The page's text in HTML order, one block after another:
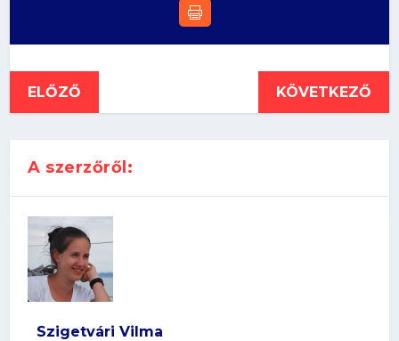
ELŐZŐ KÖVETKEZŐ
A szerzőről:
Szigetvári Vilma